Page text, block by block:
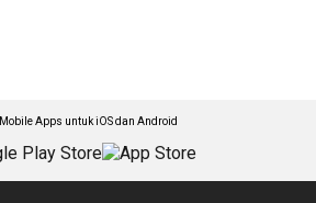
Apps untuk iOS dan Android